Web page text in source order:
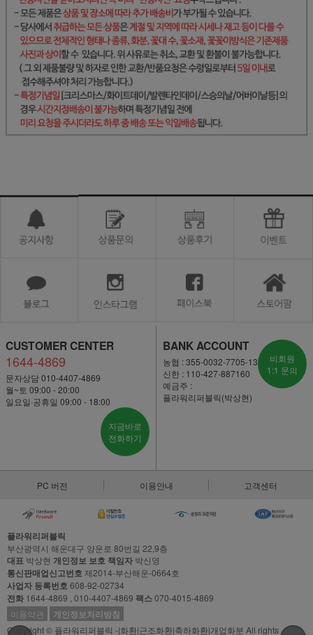
CUSTOMER CENTER
1644-4869
문자상담 010-4407-4869
월~토 09:00 - 20:00
일요일·공휴일 09:00 - 18:00
지금바로
전화하기
BANK ACCOUNT
농협 : 355-0032-7705-13
신한 : 110-427-887160
예금주 :
플라워리퍼블릭(박상현)
비회원
1:1 문의
PC 버전 이용안내 고객센터
플라워리퍼블릭
부산광역시 해운대구 양운로 80번길 22,9층
대표 박상현 개인정보 보호 책임자 박신영
통신판매업신고번호제2014-부산해운-0664호
사업자 등록번호608-92-02734
전화 1644-4869 , 010-4407-4869 팩스070-4015-4869
이용약관
개인정보처리방침
Copyright © 플라워리퍼블릭 -|화환|근조화환|축하화환|개업화분 All rights